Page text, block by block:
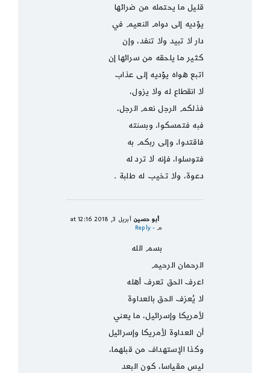
قليل ما يحتمله من ضرائها
يؤديه إلى دوام النعيم في
دار لا تبيد ولا تنفد، وإن
كثير ما يلحقه من سرائها إن
اتبع هواه يؤديه إلى عذاب
لا انقطاع له ولا يزول،
فذلكم الرجل نعم الرجل،
فبه فتمسكوا، وبسنته
فاقتدوا، وإلى ربكم به
فتوسلوا، فإنه لا ترد له
دعوة، ولا تخيب له طلبة .
أبو حسين
أبريل 3, 2018 at 12:16
م - Reply
بسم الله
الرحمان الرحيم
اعرف الحق تعرف أهله
لا يُعرَف الحق بالعداوة
لأمريكا وإسرائيل، ما يعني
أن العداوة لأمريكا وإسرائيل
وكذا الإستهداف من قبلهما،
ليس مقياسا، كون البعد